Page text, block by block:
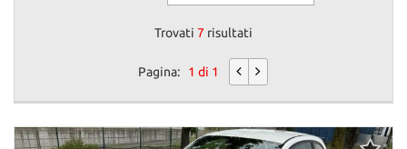
Trovati 7 risultati
Pagina: 1 di 1